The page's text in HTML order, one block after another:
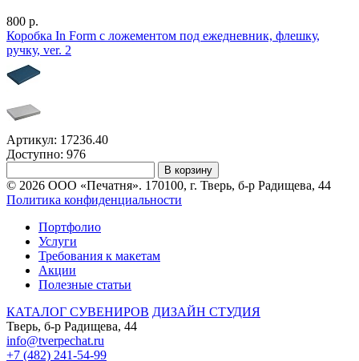
800 р.
Коробка In Form с ложементом под ежедневник, флешку,
ручку, ver. 2
Артикул: 17236.40
Доступно: 976
В корзину
© 2026 ООО «Печатня». 170100, г. Тверь, б-р Радищева, 44
Политика конфиденциальности
Портфолио
Услуги
Требования к макетам
Акции
Полезные статьи
КАТАЛОГ СУВЕНИРОВ ДИЗАЙН СТУДИЯ
Тверь, б-р Радищева, 44
info@tverpechat.ru
+7 (482) 241-54-99